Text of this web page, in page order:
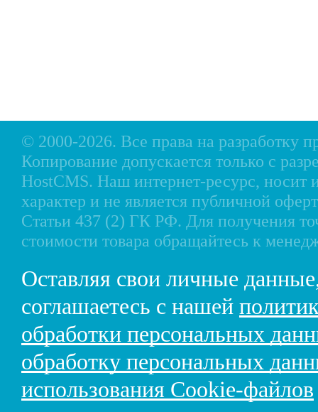
© 2000-2026. Все права на разработку
Копирование допускается только с
HostCMS. Наш интернет-ресурс,
характер и не является публичной
Статьи 437 (2) ГК РФ. Для получения
стоимости товара обращайтесь к
Оставляя свои личные
соглашаетесь с нашей
обработки персональных
обработку персональных
использования Cookie-файлов